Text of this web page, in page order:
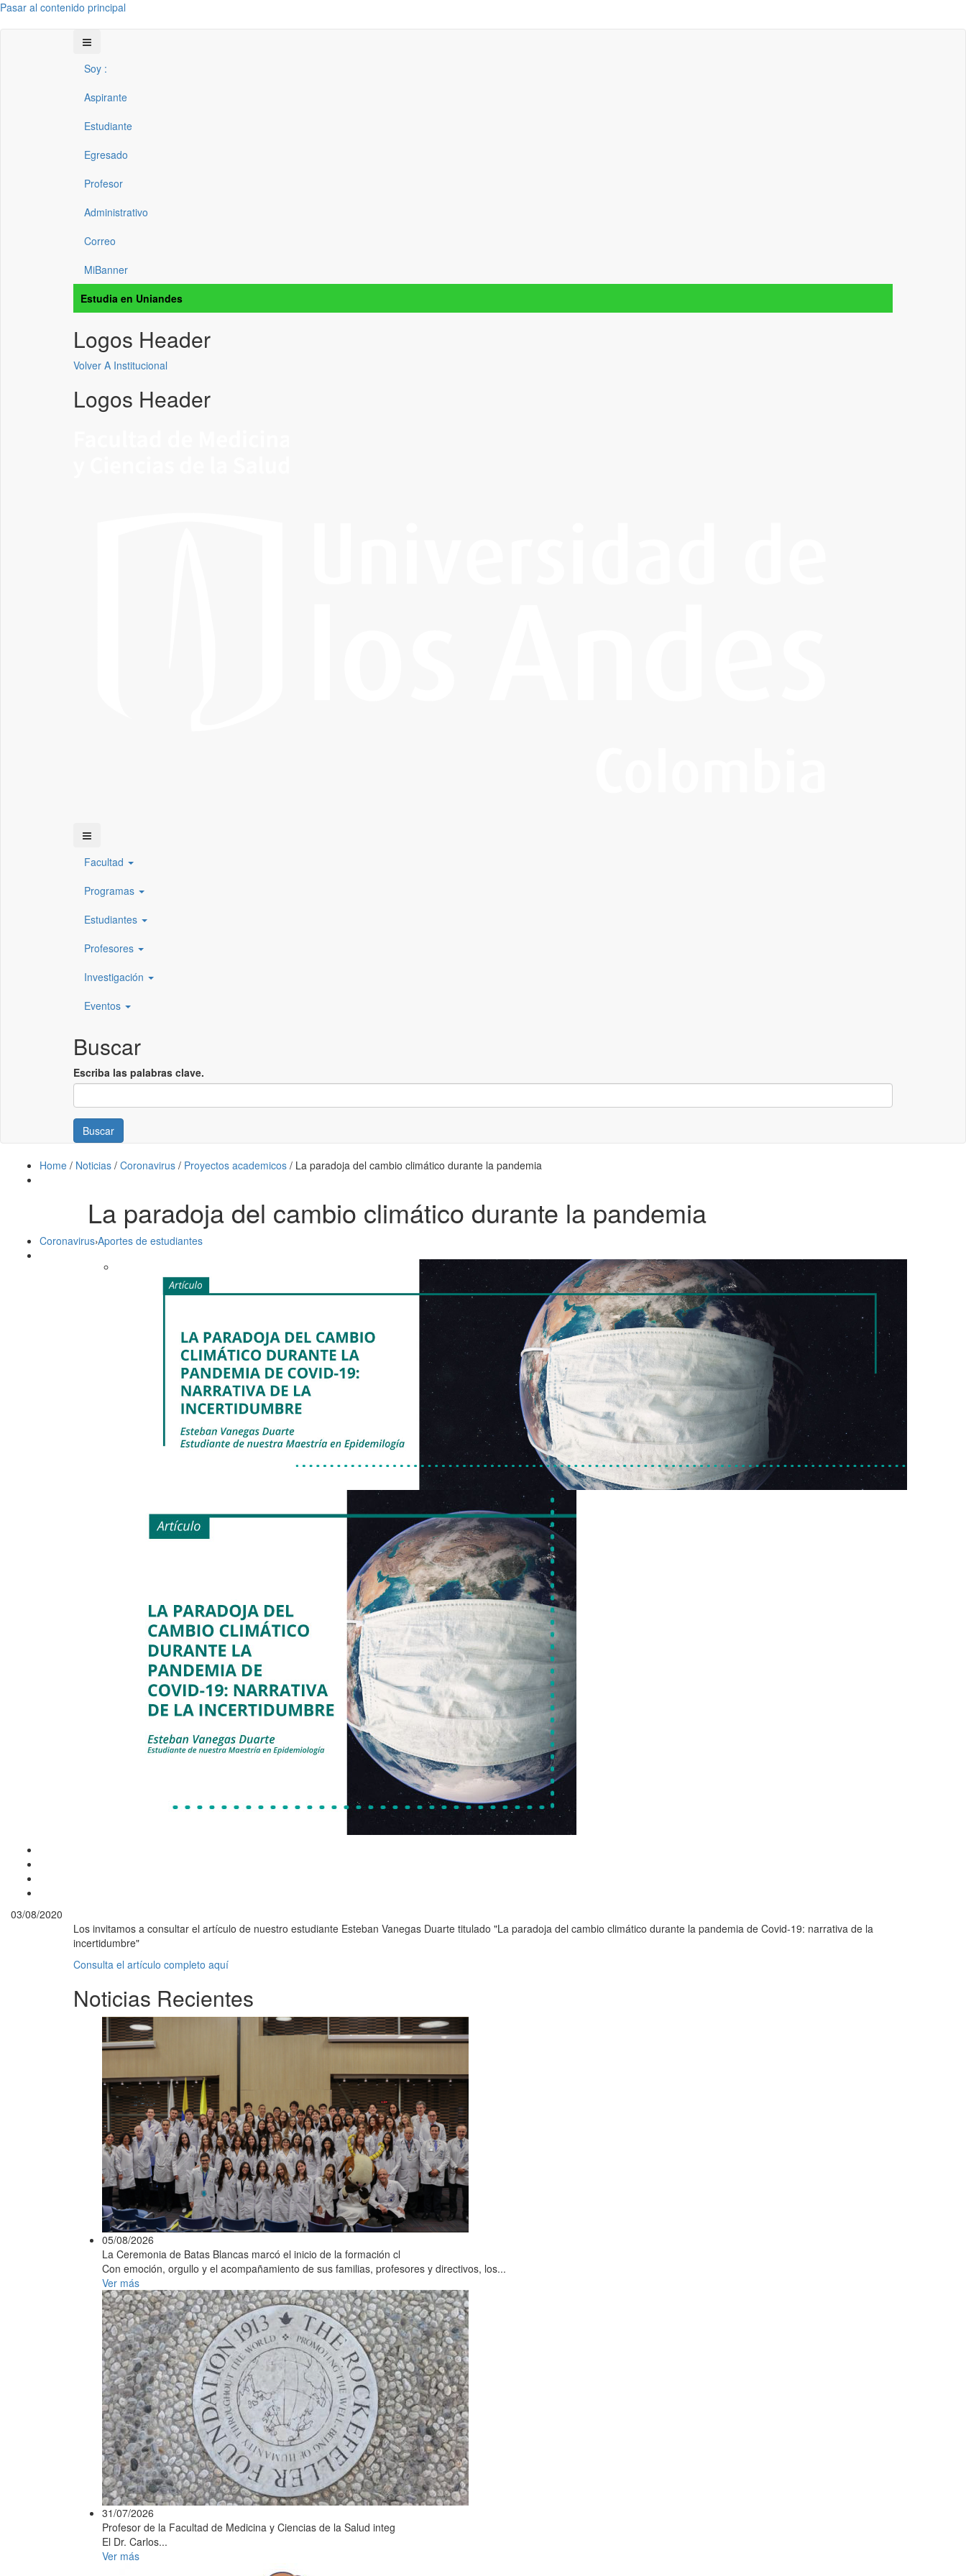
Pasar al contenido principal
Soy :
Aspirante
Estudiante
Egresado
Profesor
Administrativo
Correo
MiBanner
Estudia en Uniandes
Logos Header
Volver A Institucional
Logos Header
Facultad
Programas
Estudiantes
Profesores
Investigación
Eventos
Buscar
Escriba las palabras clave.
Buscar
Home / Noticias / Coronavirus / Proyectos academicos / La paradoja del cambio climático durante la pandemia
La paradoja del cambio climático durante la pandemia
Coronavirus›Aportes de estudiantes
03/08/2020
Los invitamos a consultar el artículo de nuestro estudiante Esteban Vanegas Duarte titulado "La paradoja del cambio climático durante la pandemia de Covid-19: narrativa de la
incertidumbre"
Consulta el artículo completo aquí
Noticias Recientes
05/08/2026
La Ceremonia de Batas Blancas marcó el inicio de la formación cl
Con emoción, orgullo y el acompañamiento de sus familias, profesores y directivos, los...
Ver más
31/07/2026
Profesor de la Facultad de Medicina y Ciencias de la Salud integ
El Dr. Carlos...
Ver más